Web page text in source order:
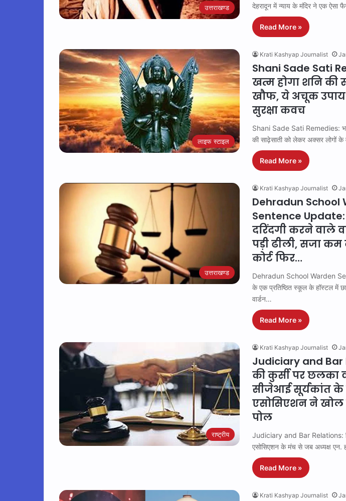
उत्तराखण्ड
देहरादून में न्याय के मंदिर ने एक ऐसा
Read More »
लाइफ स्टाइल
Krati Kashyap Journalist
Shani Sade Sati
खत्म होगा शनि की
खौफ, ये अचूक
सुरक्षा कवच
Shani Sade Sati Remedies:
की साढ़ेसाती को लेकर अक्सर लोगों
Read More »
उत्तराखण्ड
Krati Kashyap Journalist
Dehradun School
Sentence
दरिंदगी करने वाले
पड़ी ढीली, सजा कम
कोर्ट फिर…
Dehradun School Warden
के एक प्रतिष्ठित स्कूल के हॉस्टल में
वार्डन…
Read More »
राष्ट्रीय
Krati Kashyap Journalist
Judiciary and
की कुर्सी पर छलका
सीजेआई सूर्यकांत के
एसोसिएशन ने खोल
पोल
Judiciary and Bar Relations:
एसोसिएशन के मंच से जब अध्यक्ष एन.
Read More »
Krati Kashyap Journalist